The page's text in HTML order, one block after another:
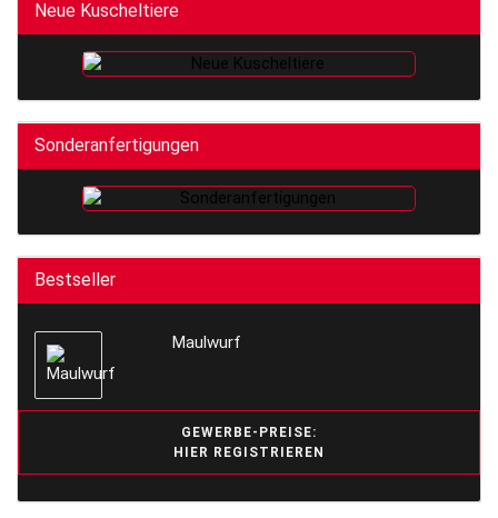
Neue Kuscheltiere
Sonderanfertigungen
Bestseller
Maulwurf
GEWERBE-PREISE:
HIER REGISTRIEREN